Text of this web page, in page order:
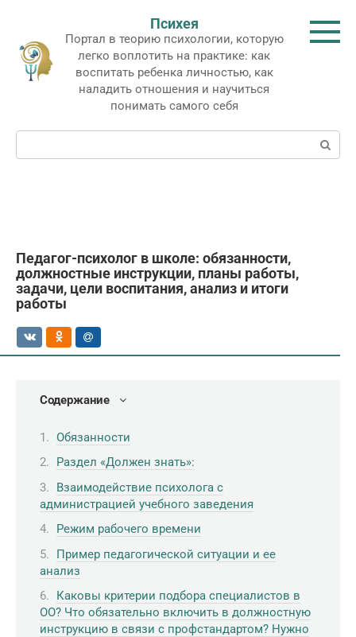
контенту
Психея
Портал в теорию психологии, которую
легко воплотить на практике: как
воспитать ребенка личностью, как
наладить отношения и научиться
понимать самого себя
Поиск:
Педагог-психолог в школе: обязанности,
должностные инструкции, планы работы,
задачи, цели воспитания, анализ и итоги
работы
Содержание
Обязанности
Раздел «Должен знать»:
Взаимодействие психолога с
администрацией учебного заведения
Режим рабочего времени
Пример педагогической ситуации и ее
анализ
Каковы критерии подбора специалистов в
ОО? Что обязательно включить в должностную
инструкцию в связи с профстандартом? Нужно